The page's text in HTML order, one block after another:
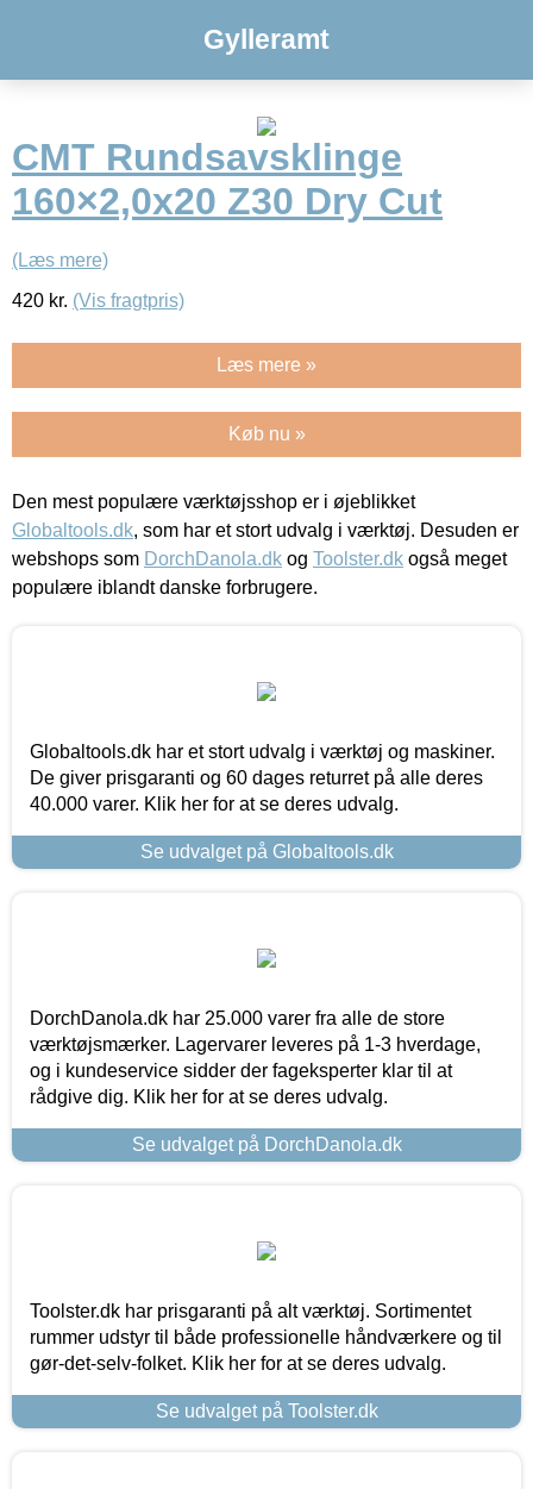
Gylleramt
CMT Rundsavsklinge
160×2,0x20 Z30 Dry Cut
(Læs mere)
420 kr. (Vis fragtpris)
Læs mere »
Køb nu »
Den mest populære værktøjsshop er i øjeblikket
Globaltools.dk, som har et stort udvalg i værktøj. Desuden er
webshops som DorchDanola.dk og Toolster.dk også meget
populære iblandt danske forbrugere.
Globaltools.dk har et stort udvalg i værktøj og maskiner.
De giver prisgaranti og 60 dages returret på alle deres
40.000 varer. Klik her for at se deres udvalg.
Se udvalget på Globaltools.dk
DorchDanola.dk har 25.000 varer fra alle de store
værktøjsmærker. Lagervarer leveres på 1-3 hverdage,
og i kundeservice sidder der fageksperter klar til at
rådgive dig. Klik her for at se deres udvalg.
Se udvalget på DorchDanola.dk
Toolster.dk har prisgaranti på alt værktøj. Sortimentet
rummer udstyr til både professionelle håndværkere og til
gør-det-selv-folket. Klik her for at se deres udvalg.
Se udvalget på Toolster.dk